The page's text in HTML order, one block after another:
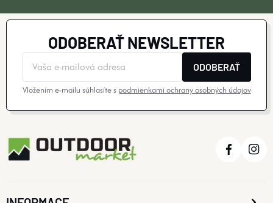
Y
S
ODOBERAŤ NEWSLETTER
ODOBERAŤ
Vložením e-mailu súhlasíte s podmienkami ochrany osobných údajov